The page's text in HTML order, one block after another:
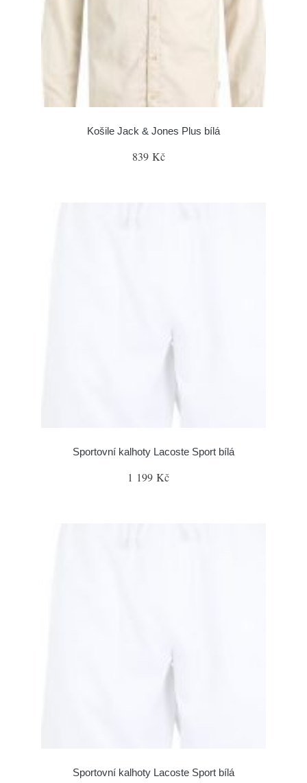
Košile Jack & Jones Plus bílá
839 Kč
Sportovní kalhoty Lacoste Sport bílá
1 199 Kč
Sportovní kalhoty Lacoste Sport bílá